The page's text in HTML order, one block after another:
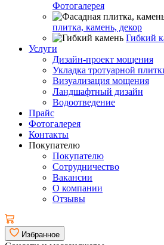
Фотогалерея
плитка, камень, декор
Гибкий
Услуги
Дизайн-проект мощения
Укладка тротуарной
Визуализация мощения
Ландшафтный дизайн
Водоотведение
Прайс
Фотогалерея
Контакты
Покупателю
Покупателю
Сотрудничество
Вакансии
О компании
Отзывы
Избранное